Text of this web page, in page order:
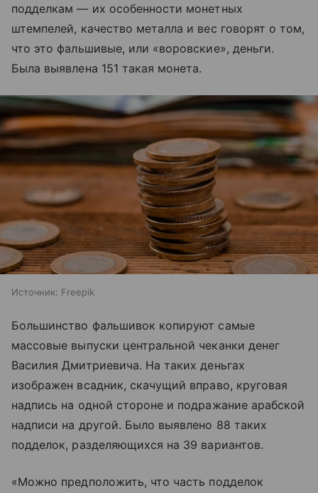
подделкам — их особенности монетных
штемпелей, качество металла и вес говорят о том,
что это фальшивые, или «воровские», деньги.
Была выявлена 151 такая монета.
Источник: Freepik
Большинство фальшивок копируют самые
массовые выпуски центральной чеканки денег
Василия Дмитриевича. На таких деньгах
изображен всадник, скачущий вправо, круговая
надпись на одной стороне и подражание арабской
надписи на другой. Было выявлено 88 таких
подделок, разделяющихся на 39 вариантов.
«Можно предположить, что часть подделок